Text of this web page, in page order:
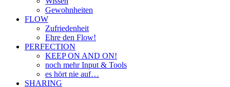
Gewohnheiten
FLOW
Zufriedenheit
Ehre den Flow!
PERFECTION
KEEP ON AND ON!
noch mehr Input & Tools
es hört nie auf…
SHARING